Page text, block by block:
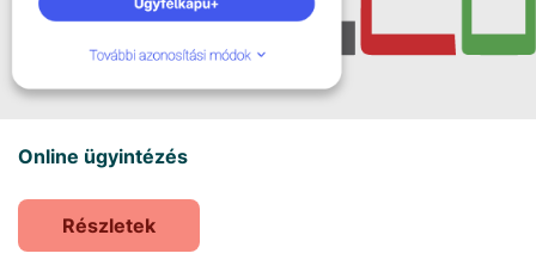
Online ügyintézés
Részletek